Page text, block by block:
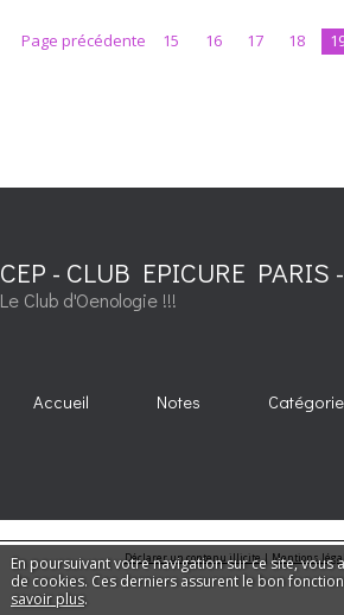
En poursuivant votre navigation sur ce site, vous
de cookies. Ces derniers assurent le bon
savoir plus.
Page précédente 15 16 17 18
CEP - CLUB EPICURE PARIS
Le Club d'Oenologie !!!
Accueil Notes
Déclarer un contenu illicite | Mentions